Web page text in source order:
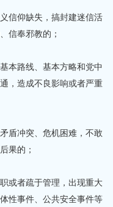
仰缺失，搞封建迷信活
信奉邪教的；
路线、基本方略和党中
，造成不良影响或者严重
冲突、危机困难，不敢
果的；
者疏于管理，出现重大
性事件、公共安全事件等